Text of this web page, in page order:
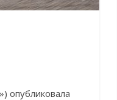
опубликовала